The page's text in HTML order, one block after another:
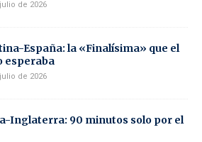
de 2026
España: la «Finalísima» que el
esperaba
de 2026
Inglaterra: 90 minutos solo por el